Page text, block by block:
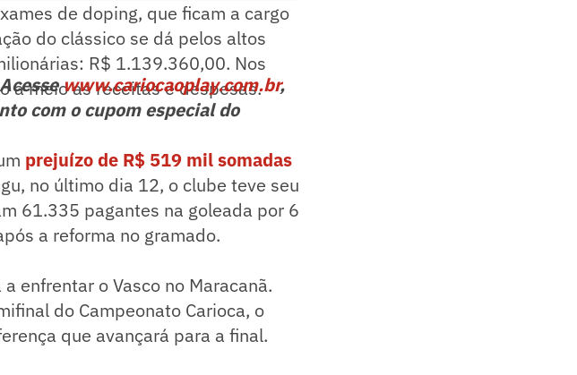
de doping, que ficam a cargo
do clássico se dá pelos altos
R$ 1.139.360,00. Nos
a meio as receitas e despesas.
www.cariocaoplay.com.br,
com o cupom especial do
prejuízo de R$ 519 mil somadas
no último dia 12, o clube teve seu
61.335 pagantes na goleada por 6
a reforma no gramado.
enfrentar o Vasco no Maracanã.
do Campeonato Carioca, o
que avançará para a final.